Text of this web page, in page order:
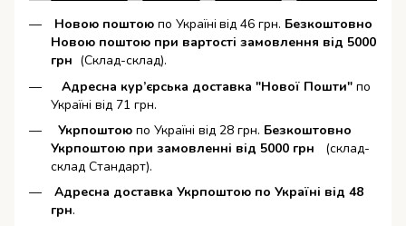
Новою поштою по Україні від 46 грн. Безкоштовно
Новою поштою при вартості замовлення від 5000
грн (Склад-склад).
Адресна кур’єрська доставка "Нової Пошти" по
Україні від 71 грн.
Укрпоштою по Україні від 28 грн. Безкоштовно
Укрпоштою при замовленні від 5000 грн
(склад-
склад Стандарт).
Адресна доставка Укрпоштою по Україні від 48
грн.